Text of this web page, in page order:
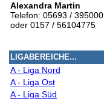
Alexandra Martin
Telefon: 05693 / 395000
oder 0157 / 56104775
LIGABEREICHE...
A - Liga Nord
A - Liga Ost
A - Liga Süd